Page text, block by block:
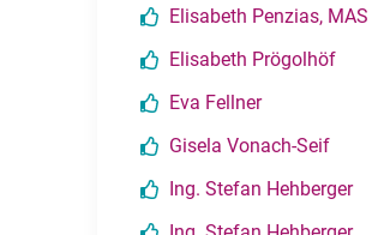
Elisabeth Penzias, MAS
Elisabeth Prögolhöf
Eva Fellner
Gisela Vonach-Seif
Ing. Stefan Hehberger